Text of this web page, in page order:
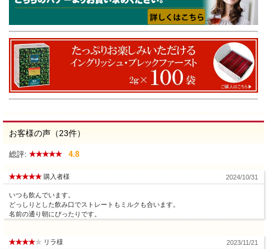
お客様の声（23件）
総評: 4.8
購入者様 2024/10/31
いつも飲んでいます。
どっしりとした飲み口でストレートもミルクも合います。
名前の通り朝にぴったりです。
リラ様 2023/11/21